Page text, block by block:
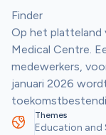
Finder
Op het platteland
Medical Centre.
medewerkers,
januari 2026
Themes
Education and